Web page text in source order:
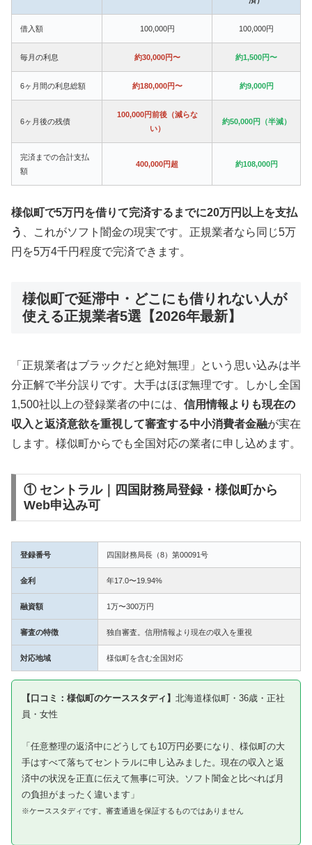
借入額 100,000円 100,000円
毎月の利息 約30,000円〜 約1,500円〜
6ヶ月間の利息総額 約180,000円〜 約9,000円
6ヶ月後の残債
100,000円前後（減らな
い）
約50,000円（半減）
完済までの合計支払
額
400,000円超 約108,000円
様似町で5万円を借りて完済するまでに20万円以上を支払
う
、これがソフト闇金の現実です。正規業者なら同じ5万
円を5万4千円程度で完済できます。
様似町で延滞中・どこにも借りれない人が
使える正規業者5選【2026年最新】
「正規業者はブラックだと絶対無理」という思い込みは半
分正解で半分誤りです。大手はほぼ無理です。しかし全国
1,500社以上の登録業者の中には、 信用情報よりも現在の
収入と返済意欲を重視して審査する中小消費者金融が実在
します。様似町からでも全国対応の業者に申し込めます。
① セントラル｜四国財務局登録・様似町から
Web申込み可
登録番号 四国財務局長（8）第00091号
金利 年17.0〜19.94%
融資額 1万〜300万円
審査の特徴 独自審査。信用情報より現在の収入を重視
対応地域 様似町を含む全国対応
【口コミ：様似町のケーススタディ】 北海道様似町・36歳・正社
員・女性
「任意整理の返済中にどうしても10万円必要になり、様似町の大
手はすべて落ちてセントラルに申し込みました。現在の収入と返
済中の状況を正直に伝えて無事に可決。ソフト闇金と比べれば月
の負担がまったく違います」
※ケーススタディです。審査通過を保証するものではありません